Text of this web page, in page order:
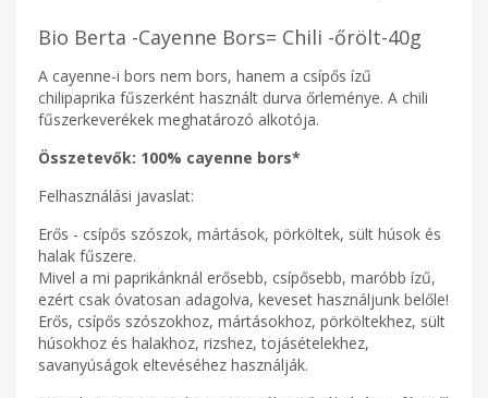
Bio Berta -Cayenne Bors= Chili -őrölt-40g
A cayenne-i bors nem bors, hanem a csípős ízű
chilipaprika fűszerként használt durva őrleménye. A chili
fűszerkeverékek meghatározó alkotója.
Összetevők: 100% cayenne bors*
Felhasználási javaslat:
Erős - csípős szószok, mártások, pörköltek, sült húsok és
halak fűszere.
Mivel a mi paprikánknál erősebb, csípősebb, maróbb ízű,
ezért csak óvatosan adagolva, keveset használjunk belőle!
Erős, csípős szószokhoz, mártásokhoz, pörköltekhez, sült
húsokhoz és halakhoz, rizshez, tojásételekhez,
savanyúságok eltevéséhez használják.